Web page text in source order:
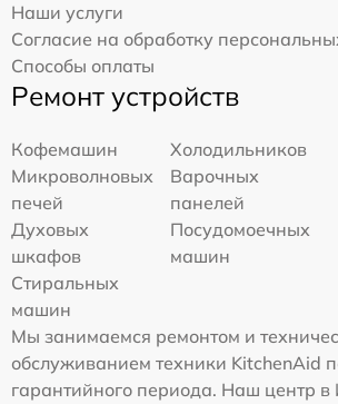
Наши услуги
Согласие на обработку
Способы оплаты
Ремонт устройств
Кофемашин
Холодильников
Микроволновых
печей
Варочных
панелей
Духовых
шкафов
Посудомоечных
машин
Стиральных
машин
Мы занимаемся ремонтом и
обслуживанием техники KitchenAid
гарантийного периода. Наш центр в